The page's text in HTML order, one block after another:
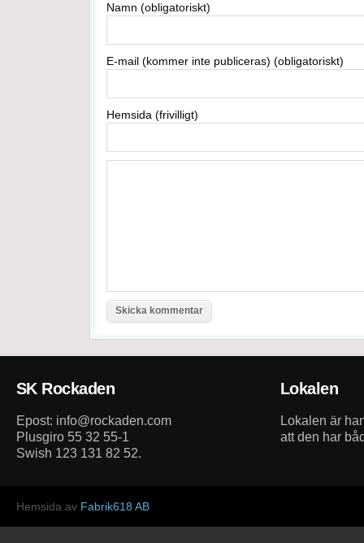
Namn (obligatoriskt)
E-mail (kommer inte publiceras) (obligatoriskt)
Hemsida (frivilligt)
SK Rockaden
Epost: info@rockaden.com
Plusgiro 55 32 55-1
Swish 123 131 82 52.
Lokalen
Lokalen är
att den har
Hemsida av Fabrik618 AB